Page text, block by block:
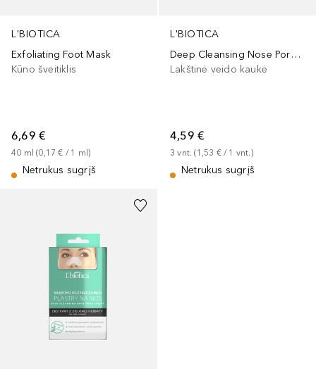
L'BIOTICA
Exfoliating Foot Mask
Kūno šveitiklis
6,69 €
40 ml (0,17 € / 1 ml)
Netrukus sugrįš
L'BIOTICA
Deep Cleansing Nose Pore Strips
Lakštinė veido kaukė
4,59 €
3 vnt. (1,53 € / 1 vnt.)
Netrukus sugrįš